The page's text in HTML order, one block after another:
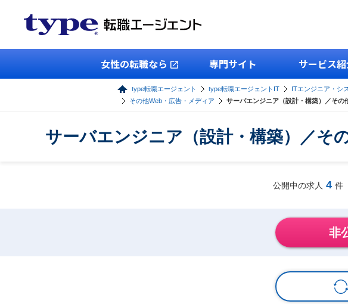
女性の転職なら 専門サイト サービス
type転職エージェント type転職エージェントIT ITエンジニア・シ
その他Web・広告・メディア
サーバエンジニア（設計・構築）／そ
サーバエンジニア（設計・構築）／そ
公開中の求人 4 件
非